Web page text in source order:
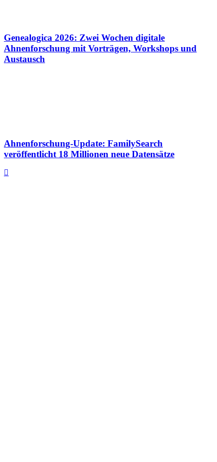
Genealogica 2026: Zwei Wochen digitale
Ahnenforschung mit Vorträgen, Workshops und
Austausch
Ahnenforschung-Update: FamilySearch
veröffentlicht 18 Millionen neue Datensätze